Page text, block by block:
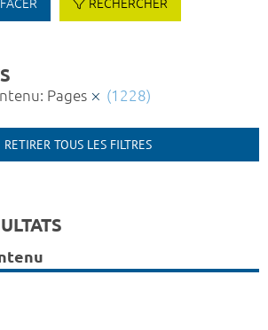
RECHERCHER
Pages (1228)
RETIRER TOUS LES FILTRES